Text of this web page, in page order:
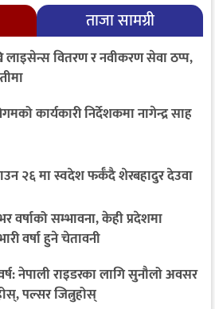
ताजा सामग्री
लाइसेन्स वितरण र नवीकरण सेवा ठप्प,
कार्यकारी निर्देशकमा नागेन्द्र साह
२६ मा स्वदेश फर्कँदै शेरबहादुर देउवा
सम्भावना, केही प्रदेशमा
वर्षा हुने चेतावनी
नेपाली राइडरका लागि सुनौलो अवसर
पल्सर जित्नुहोस्